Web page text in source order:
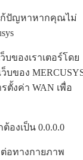
ปัญหาหากคุณไม่
ของเราเตอร์โดย
บของ
ตั้งค่า WAN เพื่อ
องเป็น 0.0.0.0
อทางกายภาพ